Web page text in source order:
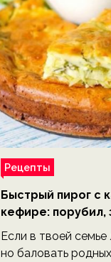
Рецепты
Быстрый пирог с
кефире: порубил,
не тревожась о
Если в твоей семье
но баловать